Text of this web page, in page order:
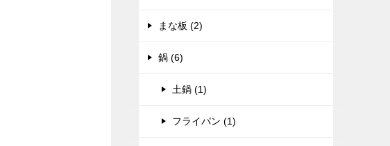
まな板 (2)
鍋 (6)
土鍋 (1)
フライパン (1)